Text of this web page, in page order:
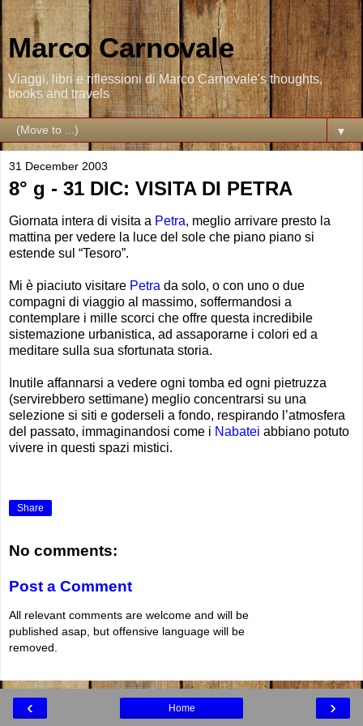
Marco Carnovale
Viaggi, libri e riflessioni di Marco Carnovale's thoughts,
books and travels
▼
31 December 2003
8° g - 31 DIC: VISITA DI PETRA
Giornata intera di visita a Petra, meglio arrivare presto la
mattina per vedere la luce del sole che piano piano si
estende sul “Tesoro”.
Mi è piaciuto visitare Petra da solo, o con uno o due
compagni di viaggio al massimo, soffermandosi a
contemplare i mille scorci che offre questa incredibile
sistemazione urbanistica, ad assaporarne i colori ed a
meditare sulla sua sfortunata storia.
Inutile affannarsi a vedere ogni tomba ed ogni pietruzza
(servirebbero settimane) meglio concentrarsi su una
selezione si siti e goderseli a fondo, respirando l’atmosfera
del passato, immaginandosi come i Nabatei abbiano potuto
vivere in questi spazi mistici.
Share
No comments:
Post a Comment
All relevant comments are welcome and will be
published asap, but offensive language will be
removed.
‹ ›
Home